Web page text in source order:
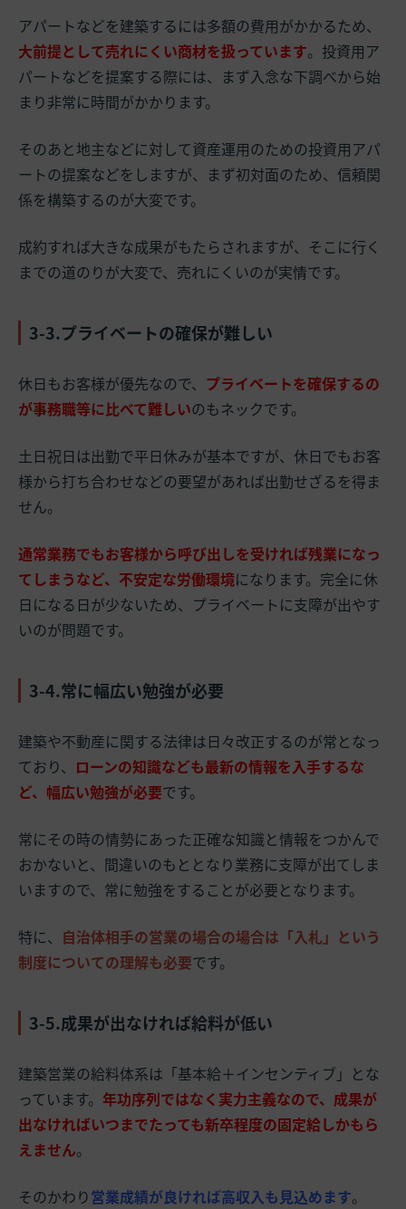
アパートなどを建築するには多額の費用がかかるため、
大前提として売れにくい商材を扱っています。投資用ア
パートなどを提案する際には、まず入念な下調べから始
まり非常に時間がかかります。
そのあと地主などに対して資産運用のための投資用アパ
ートの提案などをしますが、まず初対面のため、信頼関
係を構築するのが大変です。
成約すれば大きな成果がもたらされますが、そこに行く
までの道のりが大変で、売れにくいのが実情です。
3-3.プライベートの確保が難しい
休日もお客様が優先なので、 プライベートを確保するの
が事務職等に比べて難しいのもネックです。
土日祝日は出勤で平日休みが基本ですが、休日でもお客
様から打ち合わせなどの要望があれば出勤せざるを得ま
せん。
通常業務でもお客様から呼び出しを受ければ残業になっ
てしまうなど、不安定な労働環境になります。完全に休
日になる日が少ないため、プライベートに支障が出やす
いのが問題です。
3-4.常に幅広い勉強が必要
建築や不動産に関する法律は日々改正するのが常となっ
ており、 ローンの知識なども最新の情報を入手するな
ど、幅広い勉強が必要です。
常にその時の情勢にあった正確な知識と情報をつかんで
おかないと、間違いのもととなり業務に支障が出てしま
いますので、常に勉強をすることが必要となります。
特に、 自治体相手の営業の場合の場合は「入札」という
制度についての理解も必要です。
3-5.成果が出なければ給料が低い
建築営業の給料体系は「基本給＋インセンティブ」とな
っています。 年功序列ではなく実力主義なので、成果が
出なければいつまでたっても新卒程度の固定給しかもら
えません。
そのかわり営業成績が良ければ高収入も見込めます。